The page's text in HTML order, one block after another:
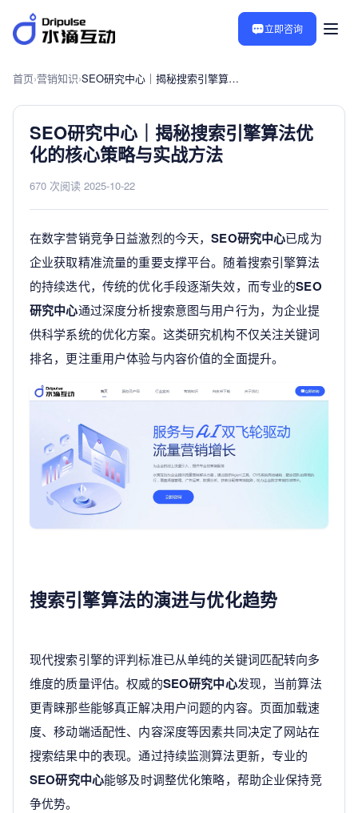
立即咨询
首页›营销知识› SEO研究中心｜揭秘搜索引擎算法优化的核心策略与实战方法
SEO研究中心｜揭秘搜索引擎算法优
化的核心策略与实战方法
670 次阅读 2025-10-22
在数字营销竞争日益激烈的今天，SEO研究中心已成为
企业获取精准流量的重要支撑平台。随着搜索引擎算法
的持续迭代，传统的优化手段逐渐失效，而专业的SEO
研究中心通过深度分析搜索意图与用户行为，为企业提
供科学系统的优化方案。这类研究机构不仅关注关键词
排名，更注重用户体验与内容价值的全面提升。
搜索引擎算法的演进与优化趋势
现代搜索引擎的评判标准已从单纯的关键词匹配转向多
维度的质量评估。权威的SEO研究中心发现，当前算法
更青睐那些能够真正解决用户问题的内容。页面加载速
度、移动端适配性、内容深度等因素共同决定了网站在
搜索结果中的表现。通过持续监测算法更新，专业的
SEO研究中心能够及时调整优化策略，帮助企业保持竞
争优势。